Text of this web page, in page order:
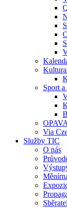
Kultura
Sport
Via
Služby TIC
O nás